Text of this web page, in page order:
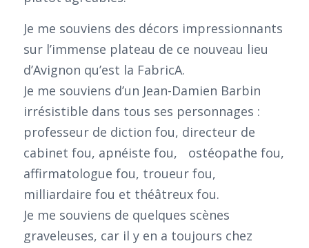
Je me souviens des décors impressionnants
sur l’immense plateau de ce nouveau lieu
d’Avignon qu’est la FabricA.
Je me souviens d’un Jean-Damien Barbin
irrésistible dans tous ses personnages :
professeur de diction fou, directeur de
cabinet fou, apnéiste fou, ostéopathe fou,
affirmatologue fou, troueur fou,
milliardaire fou et théâtreux fou.
Je me souviens de quelques scènes
graveleuses, car il y en a toujours chez